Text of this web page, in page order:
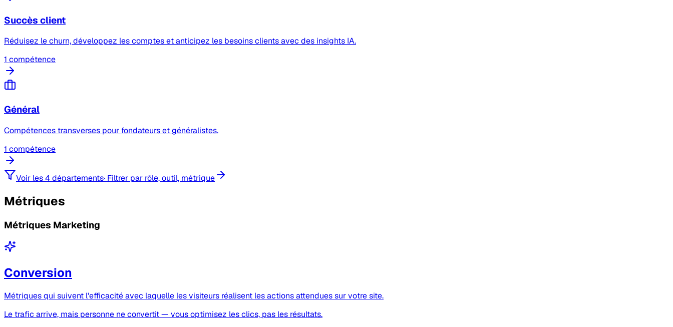
Succès client
Réduisez le churn, développez les comptes et anticipez les besoins clients avec des insights IA.
1 compétence
Général
Compétences transverses pour fondateurs et généralistes.
1 compétence
Voir les 4 départements· Filtrer par rôle, outil, métrique
Métriques
Métriques Marketing
Conversion
Métriques qui suivent l'efficacité avec laquelle les visiteurs réalisent les actions attendues sur votre site.
Le trafic arrive, mais personne ne convertit — vous optimisez les clics, pas les résultats.